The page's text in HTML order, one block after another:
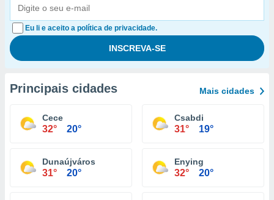
Eu li e aceito a política de privacidade.
Principais cidades Mais cidades
Cece
32° 20°
Csabdi
31° 19°
Dunaújváros
31° 20°
Enying
32° 20°